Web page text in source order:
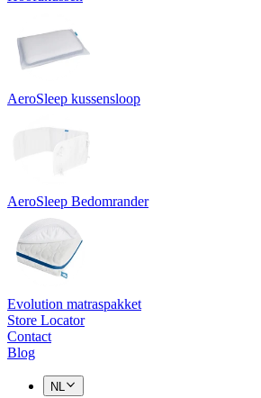
AeroSleep kussensloop
AeroSleep Bedomrander
Evolution matraspakket
Store Locator
Contact
Blog
NL